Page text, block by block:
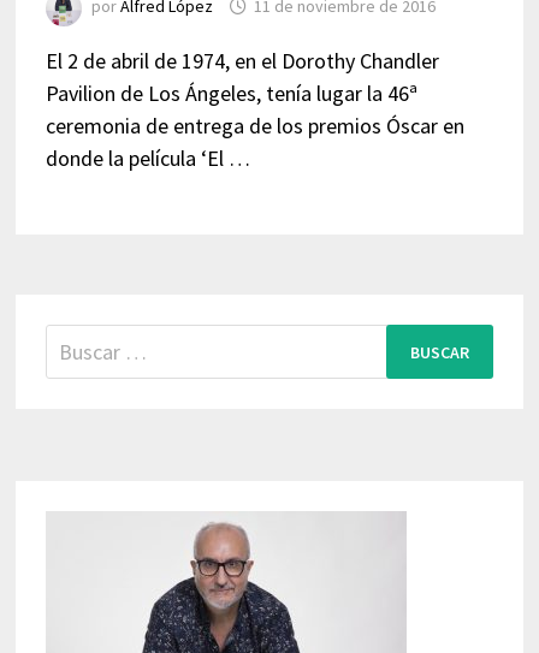
porAlfred López 11 de noviembre de 2016
El 2 de abril de 1974, en el Dorothy Chandler
Pavilion de Los Ángeles, tenía lugar la 46ª
ceremonia de entrega de los premios Óscar en
donde la película ‘El …
Buscar: